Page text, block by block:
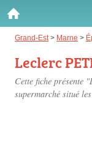
Grand-Est > Marne >
Leclerc
Cette fiche présente
supermarché situé
Gazole :
SP 98 :